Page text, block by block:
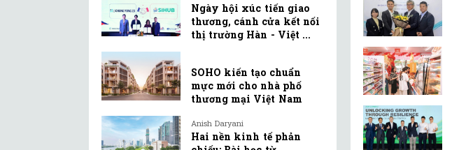
Ngày hội xúc tiến giao
thương, cánh cửa kết nối
thị trường Hàn - Việt ...
SOHO kiến tạo chuẩn
mực mới cho nhà phố
thương mại Việt Nam
Anish Daryani
Hai nền kinh tế phản